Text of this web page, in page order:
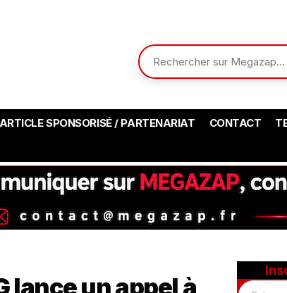
ARTICLE SPONSORISÉ / PARTENARIAT CONTACT
lance un appel à